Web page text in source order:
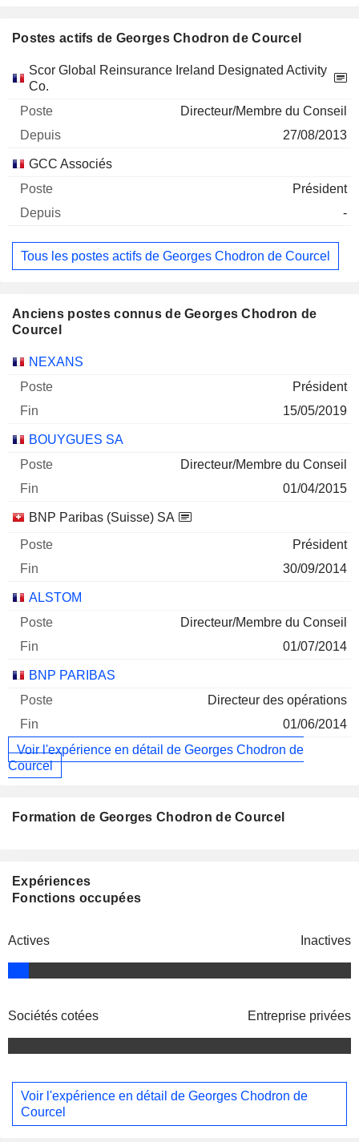
Postes actifs de Georges Chodron de Courcel
Sociétés Poste Début
Scor Global Reinsurance Ireland Designated Activity
Co.
Directeur/Membre du Conseil
27/08/2013
GCC Associés
Président
-
Tous les postes actifs de Georges Chodron de Courcel
Anciens postes connus de Georges Chodron de
Courcel
Sociétés Poste
NEXANS
Président
15/05/2019
BOUYGUES SA
Directeur/Membre du Conseil
01/04/2015
BNP Paribas (Suisse) SA
Président
30/09/2014
ALSTOM
Directeur/Membre du Conseil
01/07/2014
BNP PARIBAS
Directeur des opérations
01/06/2014
Voir l'expérience en détail de Georges Chodron de
Courcel
Formation de Georges Chodron de Courcel
Expériences
Fonctions occupées
Actives Inactives
Sociétés cotées Entreprise privées
Voir l'expérience en détail de Georges Chodron de
Courcel